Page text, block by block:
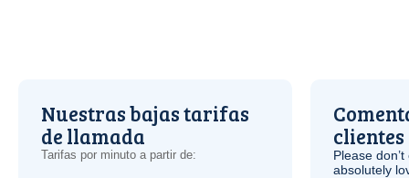
Nuestras bajas tarifas
de llamada
Tarifas por minuto a partir de:
clientes
Please
absolutely